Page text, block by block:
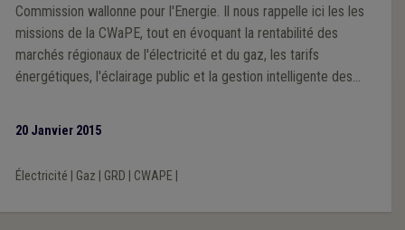
Commission wallonne pour l'Energie. Il nous rappelle ici les les
missions de la CWaPE, tout en évoquant la rentabilité des
marchés régionaux de l'électricité et du gaz, les tarifs
énergétiques, l'éclairage public et la gestion intelligente des
Distinction (GRD).
20 Janvier 2015
Électricité Gaz GRD CWAPE